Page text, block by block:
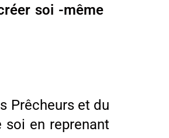
soi -même
Prêcheurs et du
soi en reprenant